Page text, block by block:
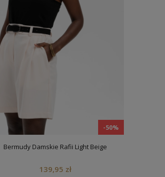
-50%
Bermudy Damskie Rafii Light Beige
139,95 zł